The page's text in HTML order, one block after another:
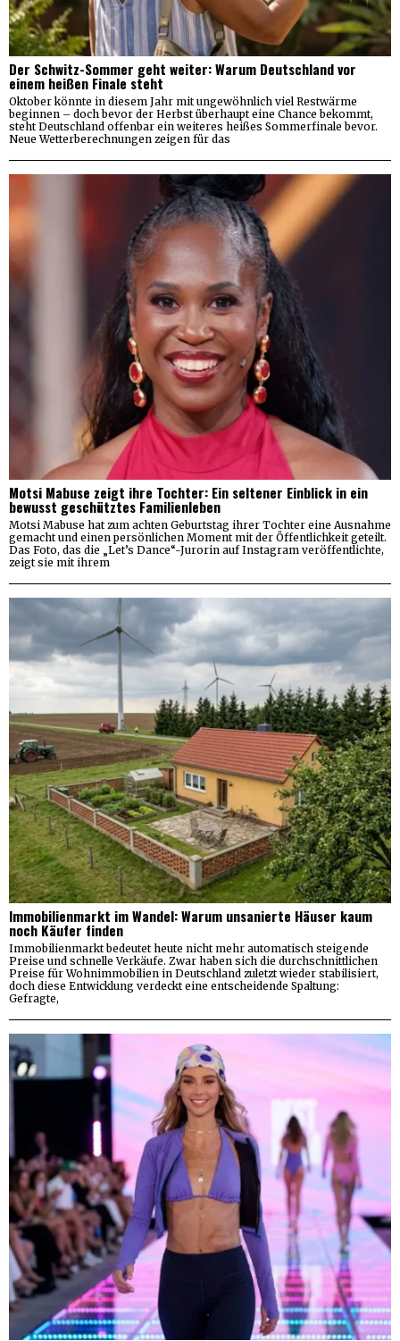
Der Schwitz-Sommer geht weiter: Warum Deutschland vor
einem heißen Finale steht
Oktober könnte in diesem Jahr mit ungewöhnlich viel Restwärme
beginnen – doch bevor der Herbst überhaupt eine Chance bekommt,
steht Deutschland offenbar ein weiteres heißes Sommerfinale bevor.
Neue Wetterberechnungen zeigen für das
Motsi Mabuse zeigt ihre Tochter: Ein seltener Einblick in ein
bewusst geschütztes Familienleben
Motsi Mabuse hat zum achten Geburtstag ihrer Tochter eine Ausnahme
gemacht und einen persönlichen Moment mit der Öffentlichkeit geteilt.
Das Foto, das die „Let’s Dance“-Jurorin auf Instagram veröffentlichte,
zeigt sie mit ihrem
Immobilienmarkt im Wandel: Warum unsanierte Häuser kaum
noch Käufer finden
Immobilienmarkt bedeutet heute nicht mehr automatisch steigende
Preise und schnelle Verkäufe. Zwar haben sich die durchschnittlichen
Preise für Wohnimmobilien in Deutschland zuletzt wieder stabilisiert,
doch diese Entwicklung verdeckt eine entscheidende Spaltung:
Gefragte,